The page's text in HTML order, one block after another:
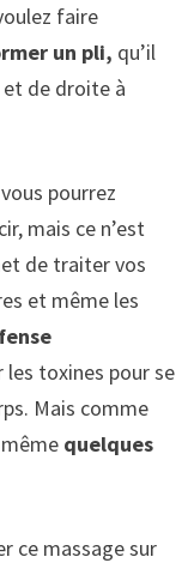
faire
un pli, qu’il
de droite à
pourrez
mais ce n’est
de traiter vos
et même les
les toxines pour se
Mais comme
quelques
ce massage sur